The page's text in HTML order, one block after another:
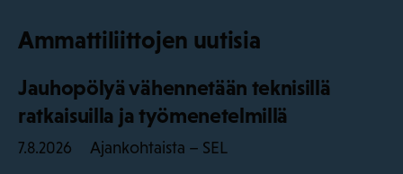
Ammattiliittojen uutisia
Jauhopölyä vähennetään teknisillä
ratkaisuilla ja työmenetelmillä
7.8.2026 Ajankohtaista – SEL